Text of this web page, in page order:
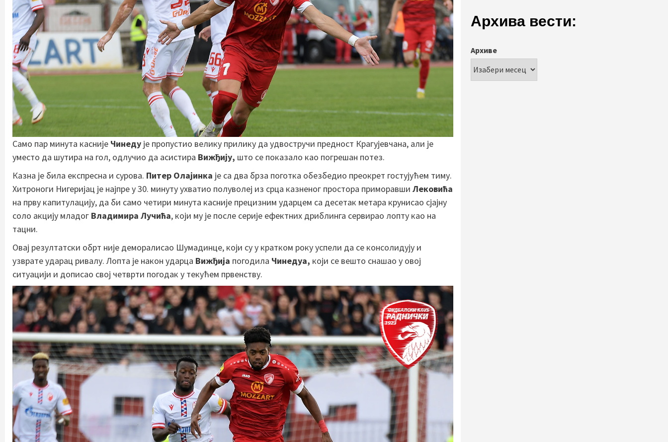
Само пар минута касније Чинеду је пропустио велику прилику да удвостручи предност Крагујевчана, али је
уместо да шутира на гол, одлучио да асистира Вижђију, што се показало као погрешан потез.
Казна је била експресна и сурова. Питер Олајинка је са два брза поготка обезбедио преокрет гостујућем тиму.
Хитроноги Нигеријац је најпре у 30. минуту ухватио полуволеј из срца казненог простора приморавши Лековића
на прву капитулацију, да би само четири минута касније прецизним ударцем са десетак метара крунисао сјајну
соло акцију младог Владимира Лучића, који му је после серије ефектних дриблинга сервирао лопту као на
тацни.
Овај резултатски обрт није деморалисао Шумадинце, који су у кратком року успели да се консолидују и
узврате ударац ривалу. Лопта је након ударца Вижђија погодила Чинедуа, који се вешто снашао у овој
ситуацији и дописао свој четврти погодак у текућем првенству.
Архива вести:
Архиве